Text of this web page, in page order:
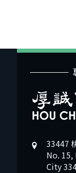
33447
No. 15,
City